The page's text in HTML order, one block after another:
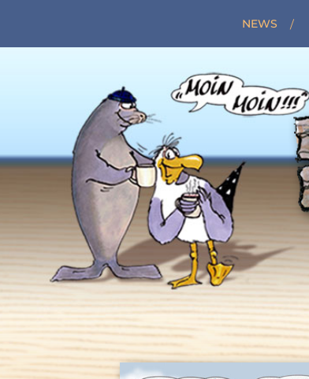
NEWS